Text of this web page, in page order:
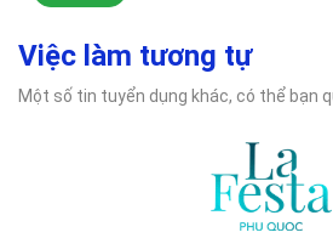
Việc làm tương tự
Một số tin tuyển dụng khác, có thể bạn